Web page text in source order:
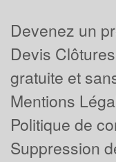
Devenez un
Devis
gratuite et
Mentions
Politique de
Suppression